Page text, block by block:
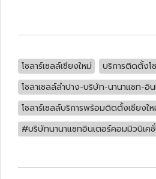
โซลาร์เซลล์เชียงใหม่
บริการติดตั้งโ
โซลาเซลล์ลำปาง-บริษัท-นานาแซท-อิ
โซลาร์เซลล์บริการพร้อมติดตั้งเชียงใ
#บริษัทนานาแซทอินเตอร์คอมมิวนิเค